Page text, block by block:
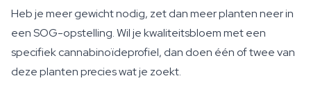
Heb je meer gewicht nodig, zet dan meer planten neer in
een SOG-opstelling. Wil je kwaliteitsbloem met een
specifiek cannabinoïdeprofiel, dan doen één of twee van
deze planten precies wat je zoekt.